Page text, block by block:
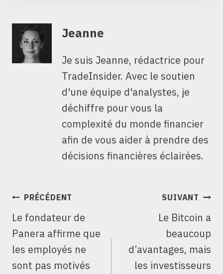
Jeanne
Je suis Jeanne, rédactrice pour
TradeInsider. Avec le soutien
d'une équipe d'analystes, je
déchiffre pour vous la
complexité du monde financier
afin de vous aider à prendre des
décisions financières éclairées.
NAVIGATION
L’ARTICLE
PRÉCÉDENT
Le fondateur de
Panera affirme que
les employés ne
sont pas motivés
SUIVANT
Le Bitcoin a
beaucoup
d’avantages, mais
les investisseurs